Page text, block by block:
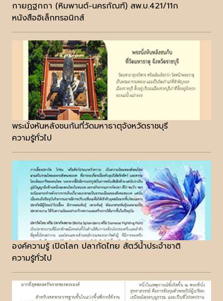
กายฏฐกถา (หิมพานต์-นครกัณฑ์) สพ.บ.421/11ก
หนังสืออิเล็กทรอนิกส์
พระนั่งหันหลังชนกันที่วัดมหาธาตุจังหวัดราชบุรี
ความรู้ทั่วไป
องค์ความรู้ เปิดโลก ปลากัดไทย สัตว์น้ำประจำชาติ
ความรู้ทั่วไป